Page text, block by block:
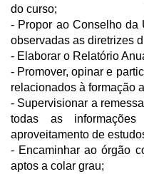
do curso;
- Propor ao Conselho da
observadas as diretrizes
- Elaborar o Relatório
- Promover, opinar e
relacionados à formação
- Supervisionar a
todas as informações
aproveitamento de
- Encaminhar ao órgão
aptos a colar grau;